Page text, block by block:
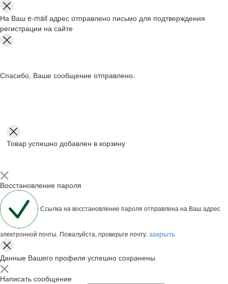
На Ваш e-mail адрес отправлено письмо для подтверждения
регистрации на сайте
Спасибо, Ваше сообщение отправлено.
Товар успешно добавлен в корзину
Восстановление пароля
Ссылка на восстановление пароля отправлена на Ваш адрес
электронной почты. Пожалуйста, проверьте почту. закрыть
Данные Вашего профиля успешно сохранены
Написать сообщение